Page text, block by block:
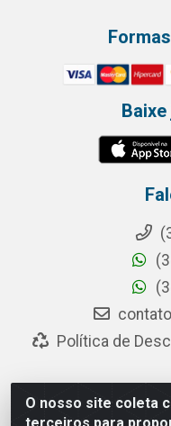
O nosso site coleta
Política de
Distrinorte